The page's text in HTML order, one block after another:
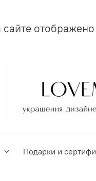
отображено
Подарки и